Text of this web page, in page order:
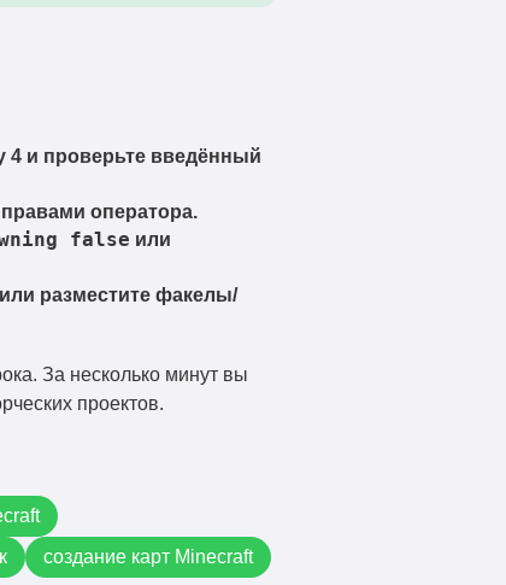
4 и проверьте введённый
оператора.
false или
или разместите факелы/
За несколько минут вы
проектов.
создание карт Minecraft